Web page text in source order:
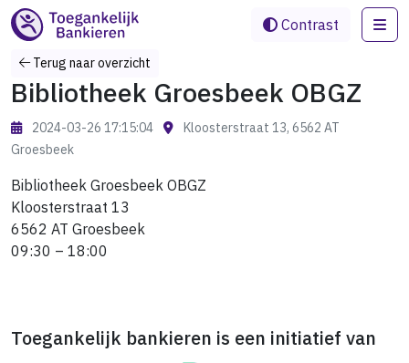
Contrast
Terug naar overzicht
Bibliotheek Groesbeek OBGZ
2024-03-26 17:15:04
Kloosterstraat 13, 6562 AT
Groesbeek
Bibliotheek Groesbeek OBGZ
Kloosterstraat 13
6562 AT Groesbeek
09:30 – 18:00
Toegankelijk bankieren is een initiatief van